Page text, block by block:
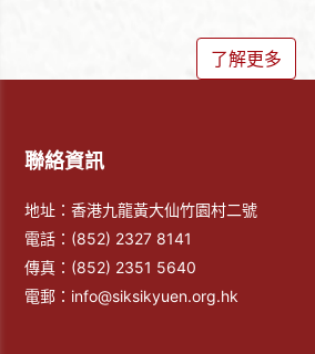
了解更多
聯絡資訊
地址：香港九龍黃大仙竹園村二號
電話： (852) 2327 8141
傳真： (852) 2351 5640
電郵： info@siksikyuen.org.hk